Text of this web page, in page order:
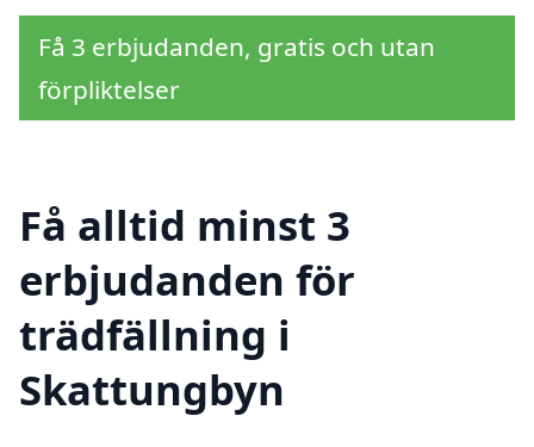
Få 3 erbjudanden, gratis och utan
förpliktelser
Få alltid minst 3
erbjudanden för
trädfällning i
Skattungbyn